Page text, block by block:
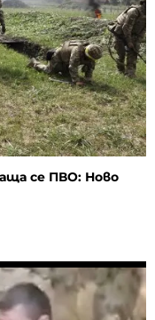
се ПВО: Ново